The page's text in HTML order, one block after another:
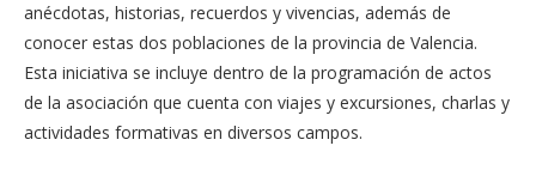
anécdotas, historias, recuerdos y vivencias, además de
conocer estas dos poblaciones de la provincia de Valencia.
Esta iniciativa se incluye dentro de la programación de actos
de la asociación que cuenta con viajes y excursiones, charlas y
actividades formativas en diversos campos.